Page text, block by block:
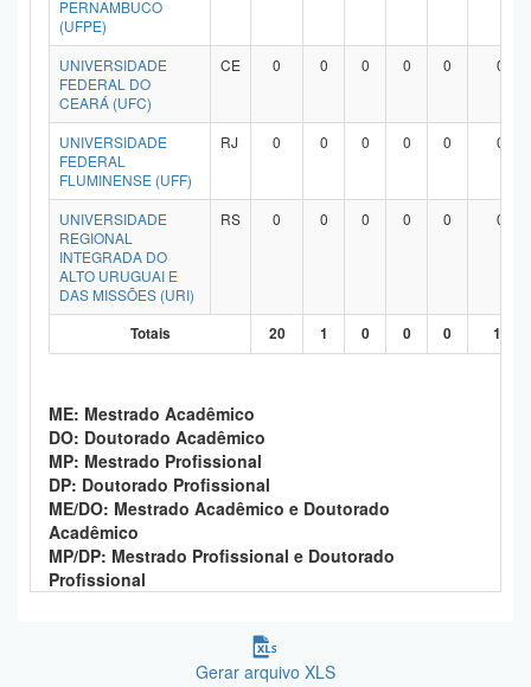
PERNAMBUCO
(UFPE)
UNIVERSIDADE
FEDERAL DO
CEARÁ (UFC)
CE 0 0 0 0 0 0
UNIVERSIDADE
FEDERAL
FLUMINENSE (UFF)
RJ 0 0 0 0 0 0
UNIVERSIDADE
REGIONAL
INTEGRADA DO
ALTO URUGUAI E
DAS MISSÕES (URI)
RS 0 0 0 0 0 0
Totais 20 1 0 0 0 19
ME: Mestrado Acadêmico
DO: Doutorado Acadêmico
MP: Mestrado Profissional
DP: Doutorado Profissional
ME/DO: Mestrado Acadêmico e Doutorado
Acadêmico
MP/DP: Mestrado Profissional e Doutorado
Profissional
Gerar arquivo XLS